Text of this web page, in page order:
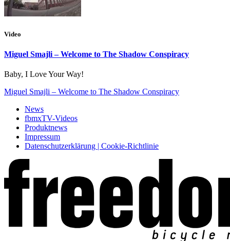
Video
Miguel Smajli – Welcome to The Shadow Conspiracy
Baby, I Love Your Way!
Miguel Smajli – Welcome to The Shadow Conspiracy
News
fbmxTV-Videos
Produktnews
Impressum
Datenschutzerklärung | Cookie-Richtlinie